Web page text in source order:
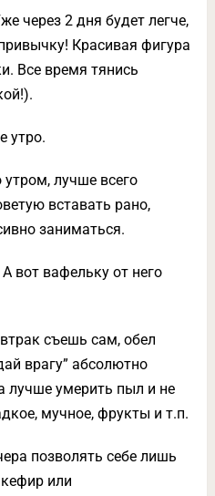
через 2 дня будет легче,
Красивая фигура
Все время тянись
утро.
лучше всего
вставать рано,
заниматься.
вот вафельку от него
съешь сам, обел
врагу” абсолютно
лучше умерить пыл и не
мучное, фрукты и т.п.
позволять себе лишь
или